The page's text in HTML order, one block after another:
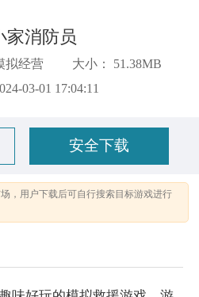
家消防员
拟经营
大小： 51.38MB
03-01 17:04:11
安全下载
，用户下载后可自行搜索目标游戏进行